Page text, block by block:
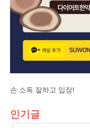
손 소독 잘하고 입장!
인기글